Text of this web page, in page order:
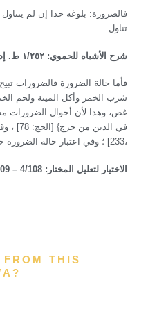
فالضرورة: بلوغه حدا إن لم
تناول
شرح الأشباه للحموي: ١/٢٥٢ ط. إدارة القرآن والعلوم الإسلامية
فأما حالة الضرورة فالضرورات
شرب الخمر وأكل الميتة ولحم
غص، وهذا لأن أحوال الضرورات
في
233] ؛ وفي اعتبار حالة الضرورة حرج وتكليف ما ليس في الوسع،
الاختيار لتعليل المختار: 4/108 – 109 ط. دار الرسالة العالمية
THIS